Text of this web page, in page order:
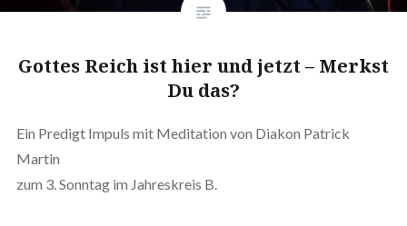
Gottes Reich ist hier und jetzt – Merkst
Du das?
Ein Predigt Impuls mit Meditation von Diakon Patrick
Martin
zum 3. Sonntag im Jahreskreis B.